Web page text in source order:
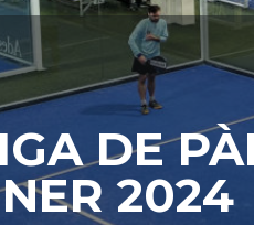
DE
2024